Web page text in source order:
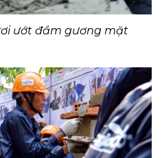
ướt đầm gương mặt